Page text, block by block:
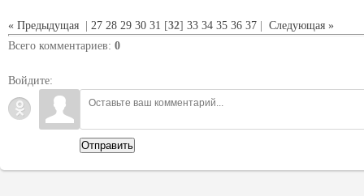
« Предыдущая 27 28 29 30 31 [32] 33 34 35 36 37
Следующая »
Всего комментариев: 0
Войдите:
Отправить